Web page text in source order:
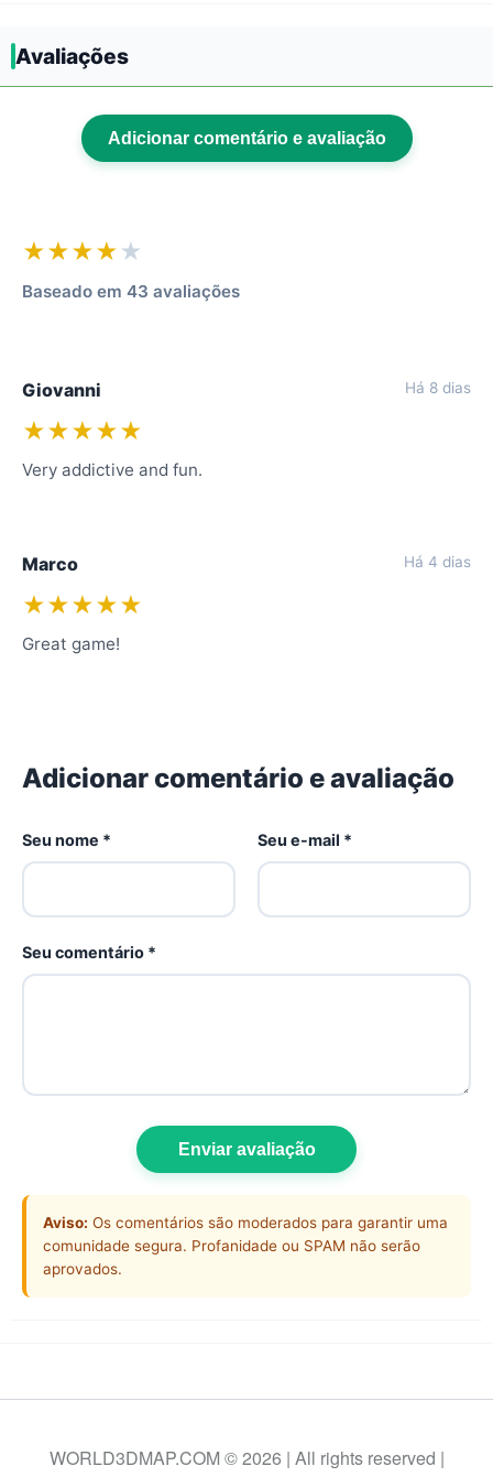
Avaliações
Adicionar comentário e avaliação
★★★★ ★
Baseado em 43 avaliações
Giovanni Há 8 dias
★★★★★
Very addictive and fun.
Marco Há 4 dias
★★★★★
Great game!
Adicionar comentário e avaliação
Seu nome * Seu e-mail *
Seu comentário *
Enviar avaliação
Aviso: Os comentários são moderados para garantir uma
comunidade segura. Profanidade ou SPAM não serão
aprovados.
WORLD3DMAP.COM © 2026 | All rights reserved |